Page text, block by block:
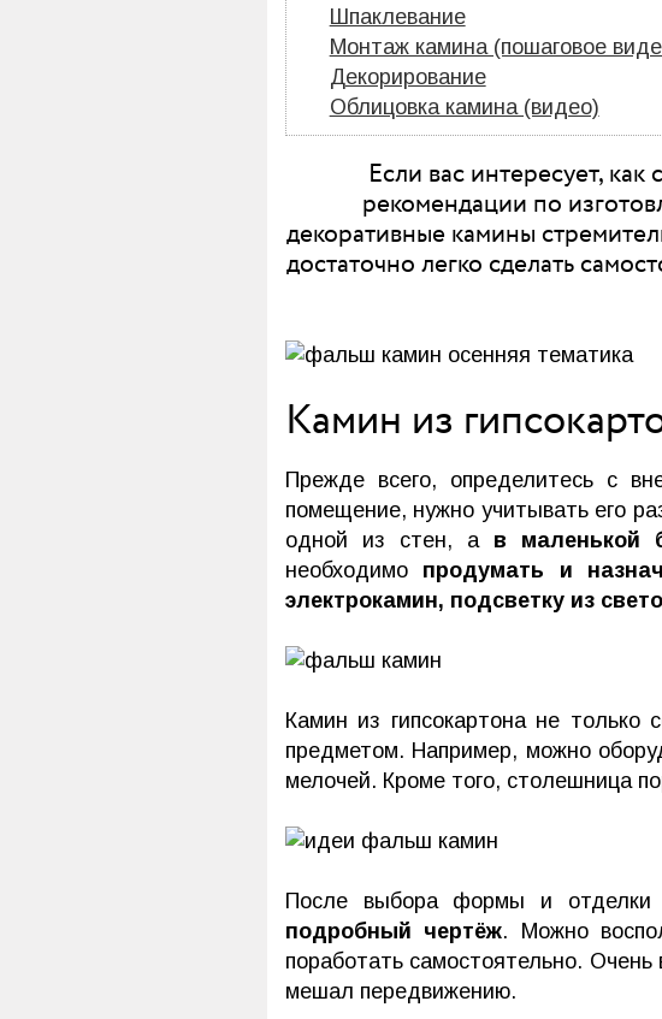
Шпаклевание
Монтаж камина (пошаговое
Декорирование
Облицовка камина (видео)
Если вас интересует,
рекомендации по
декоративные камины
достаточно легко сделать
Камин из
Прежде всего, определитесь с
помещение, нужно учитывать его
одной из стен, а в маленькой
необходимо продумать и
электрокамин, подсветку из
Камин из гипсокартона не
предметом. Например, можно
мелочей. Кроме того, столешница
После выбора формы и отделки
подробный чертёж. Можно
поработать самостоятельно.
мешал передвижению.